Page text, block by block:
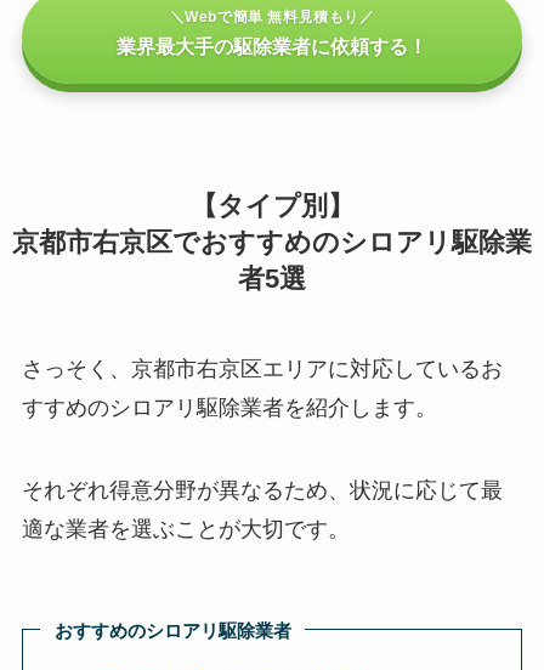
＼Webで簡単 無料見積もり／
業界最大手の駆除業者に依頼する！
【タイプ別】
京都市右京区でおすすめのシロアリ駆除業
者5選
さっそく、京都市右京区エリアに対応しているお
すすめのシロアリ駆除業者を紹介します。
それぞれ得意分野が異なるため、状況に応じて最
適な業者を選ぶことが大切です。
おすすめのシロアリ駆除業者